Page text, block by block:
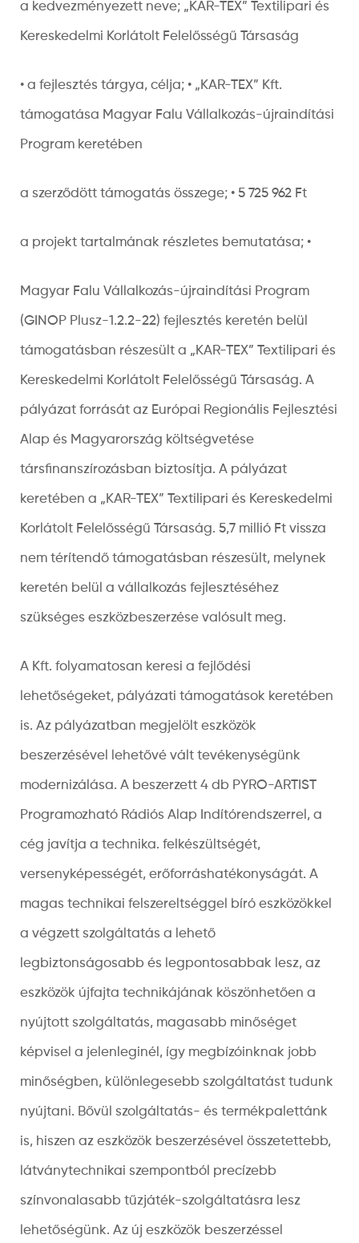
a kedvezményezett neve; „KAR-TEX” Textilipari és
Kereskedelmi Korlátolt Felelősségű Társaság
• a fejlesztés tárgya, célja; • „KAR-TEX” Kft.
támogatása Magyar Falu Vállalkozás-újraindítási
Program keretében
a szerződött támogatás összege; • 5 725 962 Ft
a projekt tartalmának részletes bemutatása; •
Magyar Falu Vállalkozás-újraindítási Program
(GINOP Plusz-1.2.2-22) fejlesztés keretén belül
támogatásban részesült a „KAR-TEX” Textilipari és
Kereskedelmi Korlátolt Felelősségű Társaság. A
pályázat forrását az Európai Regionális Fejlesztési
Alap és Magyarország költségvetése
társfinanszírozásban biztosítja. A pályázat
keretében a „KAR-TEX” Textilipari és Kereskedelmi
Korlátolt Felelősségű Társaság. 5,7 millió Ft vissza
nem térítendő támogatásban részesült, melynek
keretén belül a vállalkozás fejlesztéséhez
szükséges eszközbeszerzése valósult meg.
A Kft. folyamatosan keresi a fejlődési
lehetőségeket, pályázati támogatások keretében
is. Az pályázatban megjelölt eszközök
beszerzésével lehetővé vált tevékenységünk
modernizálása. A beszerzett 4 db PYRO-ARTIST
Programozható Rádiós Alap Indítórendszerrel, a
cég javítja a technika. felkészültségét,
versenyképességét, erőforráshatékonyságát. A
magas technikai felszereltséggel bíró eszközökkel
a végzett szolgáltatás a lehető
legbiztonságosabb és legpontosabbak lesz, az
eszközök újfajta technikájának köszönhetően a
nyújtott szolgáltatás, magasabb minőséget
képvisel a jelenleginél, így megbízóinknak jobb
minőségben, különlegesebb szolgáltatást tudunk
nyújtani. Bővül szolgáltatás- és termékpalettánk
is, hiszen az eszközök beszerzésével összetettebb,
látványtechnikai szempontból precízebb
színvonalasabb tűzjáték-szolgáltatásra lesz
lehetőségünk. Az új eszközök beszerzéssel